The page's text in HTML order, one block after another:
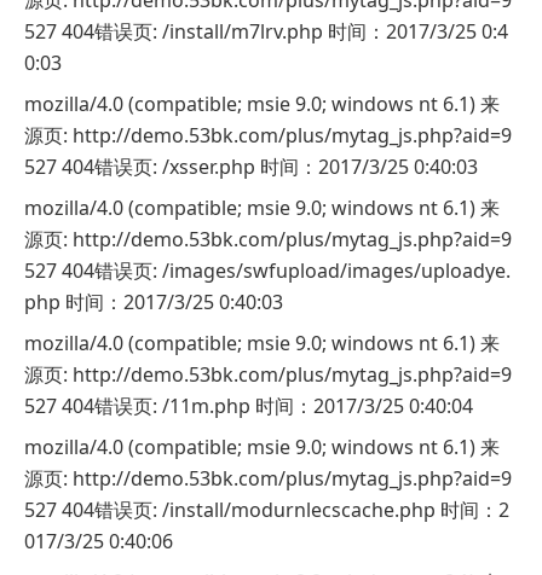
527 404错误页: /install/m7lrv.php 时间：2017/3/25 0:4
0:03
mozilla/4.0 (compatible; msie 9.0; windows nt 6.1) 来
源页: http://demo.53bk.com/plus/mytag_js.php?aid=9
527 404错误页: /xsser.php 时间：2017/3/25 0:40:03
mozilla/4.0 (compatible; msie 9.0; windows nt 6.1) 来
源页: http://demo.53bk.com/plus/mytag_js.php?aid=9
527 404错误页: /images/swfupload/images/uploadye.
php 时间：2017/3/25 0:40:03
mozilla/4.0 (compatible; msie 9.0; windows nt 6.1) 来
源页: http://demo.53bk.com/plus/mytag_js.php?aid=9
527 404错误页: /11m.php 时间：2017/3/25 0:40:04
mozilla/4.0 (compatible; msie 9.0; windows nt 6.1) 来
源页: http://demo.53bk.com/plus/mytag_js.php?aid=9
527 404错误页: /install/modurnlecscache.php 时间：2
017/3/25 0:40:06